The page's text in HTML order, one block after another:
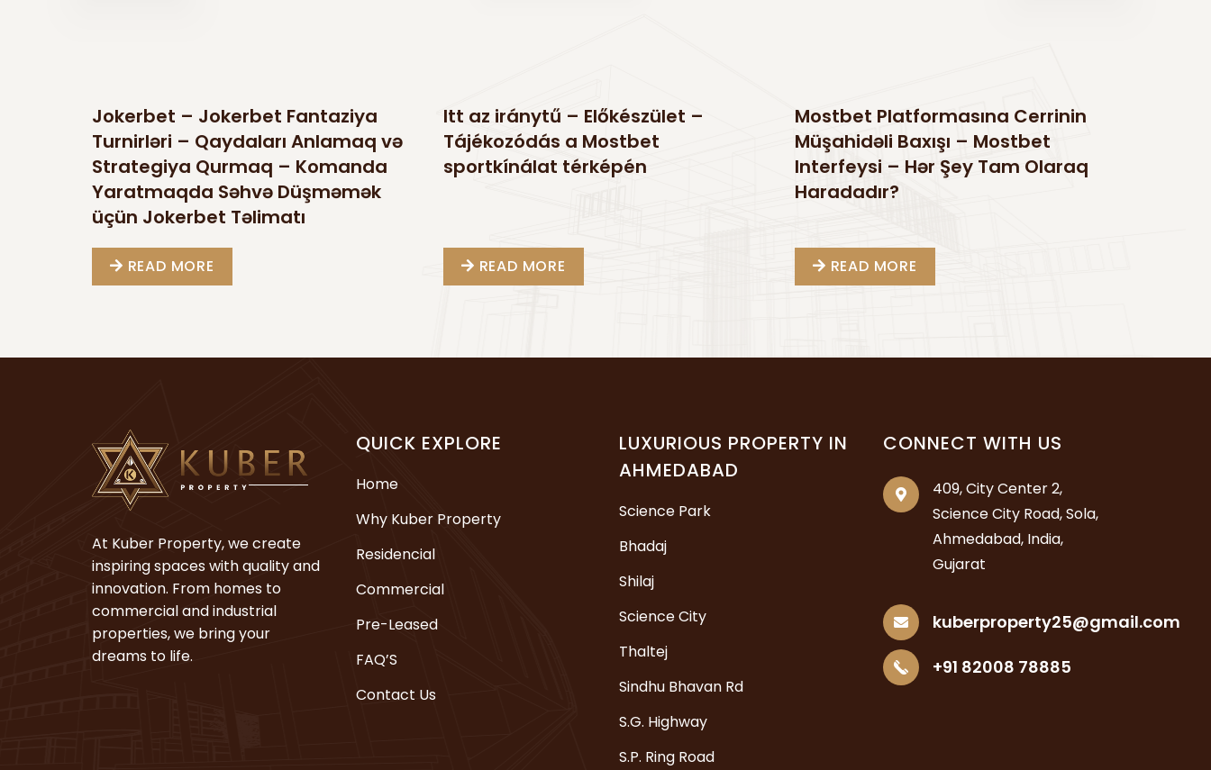
Jokerbet – Jokerbet Fantaziya
Turnirləri – Qaydaları Anlamaq və
Strategiya Qurmaq – Komanda
Yaratmaqda Səhvə Düşməmək
üçün Jokerbet Təlimatı
READ MORE
Itt az iránytű – Előkészület –
Tájékozódás a Mostbet
sportkínálat térképén
READ MORE
Mostbet Platformasına Cerrinin
Müşahidəli Baxışı – Mostbet
Interfeysi – Hər Şey Tam Olaraq
Haradadır?
READ MORE
At Kuber Property, we create
inspiring spaces with quality and
innovation. From homes to
commercial and industrial
properties, we bring your
dreams to life.
QUICK EXPLORE
Home
Why Kuber Property
Residencial
Commercial
Pre-Leased
FAQ’S
Contact Us
LUXURIOUS PROPERTY IN
AHMEDABAD
Science Park
Bhadaj
Shilaj
Science City
Thaltej
Sindhu Bhavan Rd
S.G. Highway
S.P. Ring Road
CONNECT WITH US
409, City Center 2,
Science City Road, Sola,
Ahmedabad, India,
Gujarat
kuberproperty25@gmail.com
+91 82008 78885